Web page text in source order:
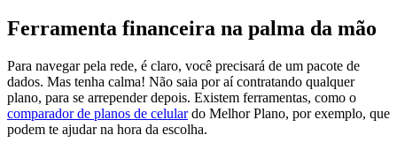
Ferramenta financeira na palma da mão
Para navegar pela rede, é claro, você precisará de um pacote de
dados. Mas tenha calma! Não saia por aí contratando qualquer
plano, para se arrepender depois. Existem ferramentas, como o
comparador de planos de celulardo Melhor Plano, por exemplo, que
podem te ajudar na hora da escolha.